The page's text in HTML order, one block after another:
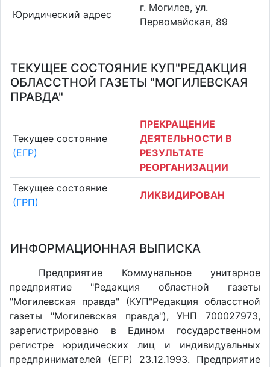
Юридический адрес
г. Могилев, ул.
Первомайская, 89
ТЕКУЩЕЕ СОСТОЯНИЕ КУП"РЕДАКЦИЯ
ОБЛАССТНОЙ ГАЗЕТЫ "МОГИЛЕВСКАЯ
ПРАВДА"
Текущее состояние
(ЕГР)
ПРЕКРАЩЕНИЕ
ДЕЯТЕЛЬНОСТИ В
РЕЗУЛЬТАТЕ
РЕОРГАНИЗАЦИИ
Текущее состояние
(ГРП)
ЛИКВИДИРОВАН
ИНФОРМАЦИОННАЯ ВЫПИСКА
Предприятие Коммунальное унитарное
предприятие "Редакция областной газеты
"Могилевская правда" (КУП"Редакция обласстной
газеты "Могилевская правда"), УНП 700027973,
зарегистрировано в Едином государственном
регистре юридических лиц и индивидуальных
предпринимателей (ЕГР) 23.12.1993. Предприятие